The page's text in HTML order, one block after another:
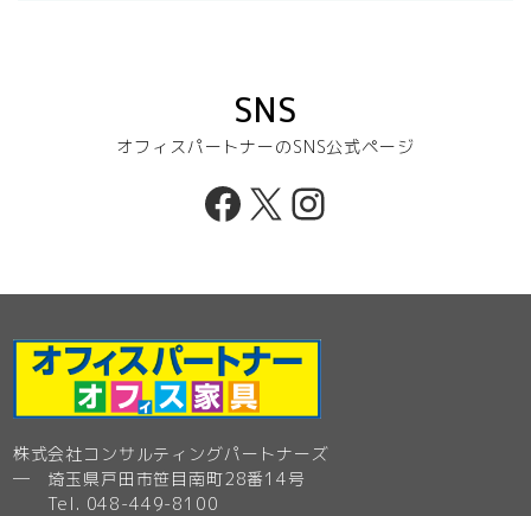
SNS
オフィスパートナーのSNS公式ページ
Facebook
X Instagram
株式会社コンサルティングパートナーズ
─ 埼玉県戸田市笹目南町28番14号
Tel. 048-449-8100